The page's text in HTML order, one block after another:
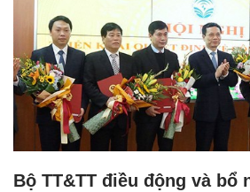
Bộ TT&TT điều động và bổ